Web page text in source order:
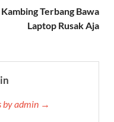
Kambing Terbang Bawa
Laptop Rusak Aja
by admin →